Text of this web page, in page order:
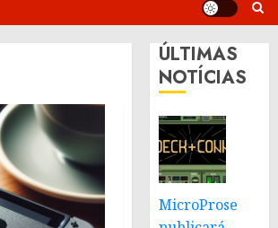
ÚLTIMAS
NOTÍCIAS
MicroProse